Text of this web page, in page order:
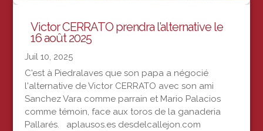
Victor CERRATO prendra l’alternative le
16 août 2025
Juil 10, 2025
C'est à Piedralaves que son papa a négocié
l'alternative de Victor CERRATO avec son ami
Sanchez Vara comme parrain et Mario Palacios
comme témoin, face aux toros de la ganaderia
Pallarés. aplausos.es desdelcallejon.com